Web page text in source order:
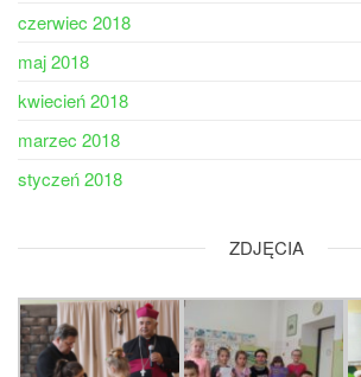
czerwiec 2018
maj 2018
kwiecień 2018
marzec 2018
styczeń 2018
ZDJĘCIA